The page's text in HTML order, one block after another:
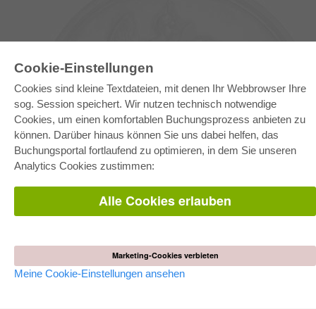
Cookie-Einstellungen
Cookies sind kleine Textdateien, mit denen Ihr Webbrowser Ihre
sog. Session speichert. Wir nutzen technisch notwendige
Cookies, um einen komfortablen Buchungsprozess anbieten zu
können. Darüber hinaus können Sie uns dabei helfen, das
Buchungsportal fortlaufend zu optimieren, in dem Sie unseren
Analytics Cookies zustimmen:
Alle Cookies erlauben
Marketing-Cookies verbieten
Meine Cookie-Einstellungen ansehen
E-COLLECTION
Gesamtpaket
Fachbereichspakete
Bereitstellung von E-Books
Häufig gestellte Fragen (FAQ)
AGB